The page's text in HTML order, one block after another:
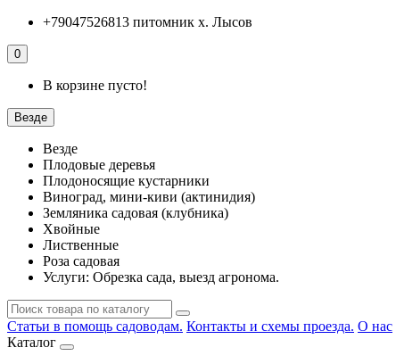
+79047526813 питомник х. Лысов
0
В корзине пусто!
Везде
Везде
Плодовые деревья
Плодоносящие кустарники
Виноград, мини-киви (актинидия)
Земляника садовая (клубника)
Хвойные
Лиственные
Роза садовая
Услуги: Обрезка сада, выезд агронома.
Статьи в помощь садоводам. Контакты и схемы проезда. О нас
Каталог